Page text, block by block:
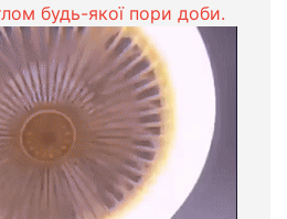
будь-якої пори доби.